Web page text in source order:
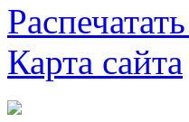
Карта сайта